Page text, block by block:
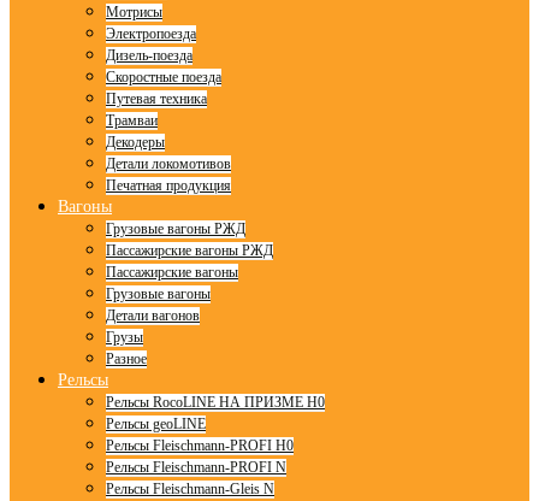
Мотрисы
Электропоезда
Дизель-поезда
Скоростные поезда
Путевая техника
Трамваи
Декодеры
Детали локомотивов
Печатная продукция
Вагоны
Грузовые вагоны РЖД
Пассажирские вагоны РЖД
Пассажирские вагоны
Грузовые вагоны
Детали вагонов
Грузы
Разное
Рельсы
Рельсы RocoLINE НА ПРИЗМЕ H0
Рельсы geoLINE
Рельсы Fleischmann-PROFI H0
Рельсы Fleischmann-PROFI N
Рельсы Fleischmann-Gleis N